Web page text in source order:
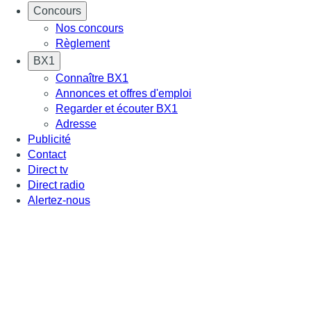
Concours
Nos concours
Règlement
BX1
Connaître BX1
Annonces et offres d'emploi
Regarder et écouter BX1
Adresse
Publicité
Contact
Direct tv
Direct radio
Alertez-nous